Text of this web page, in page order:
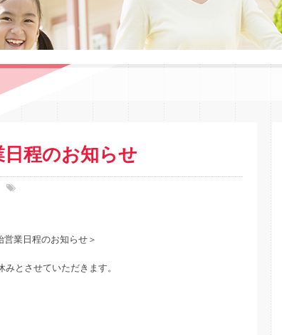
程のお知らせ
営業日程のお知らせ＞
みとさせていただきます。